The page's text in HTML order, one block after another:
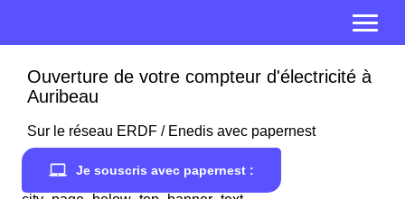
Ouverture de votre compteur d'électricité à
Auribeau
Sur le réseau ERDF / Enedis avec papernest
Je souscris avec papernest :